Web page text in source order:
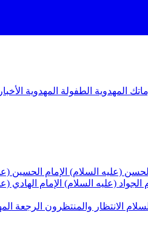
المهدوية الطفولة المهدوية
الحسن (عليه السلام) الإمام الحسين
الجواد (عليه السلام) الإمام الهادي
الانتظار والمنتظرون الرجعة